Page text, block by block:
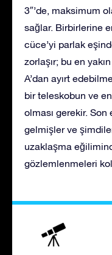
3″’de, maksimum
sağlar. Birbirlerine
cüce’yi parlak
zorlaşır; bu en
A’dan ayırt
bir teleskobun ve
olması gerekir. Son
gelmişler ve
uzaklaşma
gözlemlenmeleri